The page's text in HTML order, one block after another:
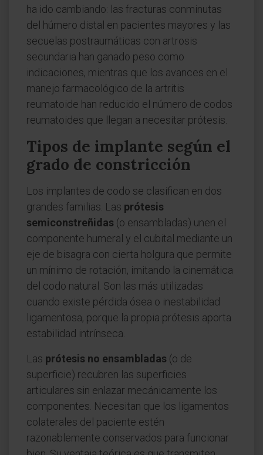
ha ido cambiando: las fracturas conminutas
del húmero distal en pacientes mayores y las
secuelas postraumáticas con artrosis
secundaria han ganado peso como
indicaciones, mientras que los avances en el
manejo farmacológico de la artritis
reumatoide han reducido el número de codos
reumatoides que llegan a necesitar prótesis.
Tipos de implante según el
grado de constricción
Los implantes de codo se clasifican en dos
grandes familias. Las prótesis
semiconstreñidas (o ensambladas) unen el
componente humeral y el cubital mediante un
eje de bisagra con cierta holgura que permite
un mínimo de rotación, imitando la cinemática
del codo natural. Son las más utilizadas
cuando existe pérdida ósea o inestabilidad
ligamentosa, porque la propia prótesis aporta
estabilidad intrínseca.
Las prótesis no ensambladas (o de
superficie) recubren las superficies
articulares sin enlazar mecánicamente los
componentes. Necesitan que los ligamentos
colaterales del paciente estén
razonablemente conservados para funcionar